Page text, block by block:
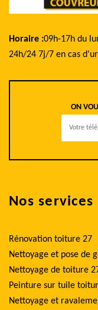
Horaire :09h-17h du
24h/24 7j/7 en cas
ON
Nos services
Rénovation toiture 27
Nettoyage et pose de
Nettoyage de toiture
Peinture sur tuile
Nettoyage et